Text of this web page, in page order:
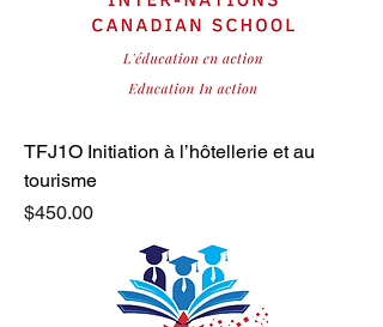
TFJ1O Initiation à l’hôtellerie et au
tourisme
Price
$450.00